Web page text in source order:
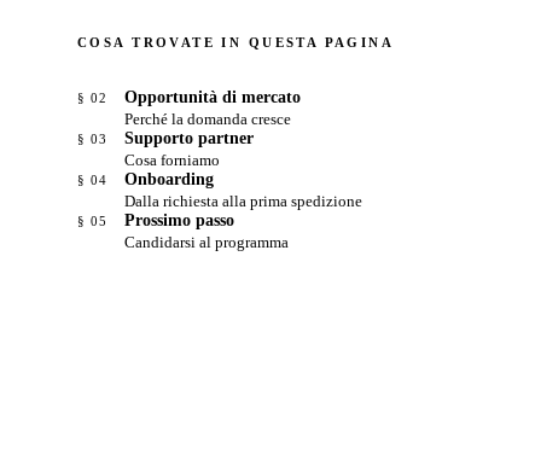
COSA TROVATE IN QUESTA PAGINA
§ 02
Opportunità di mercato
Perché la domanda cresce
§ 03
Supporto partner
Cosa forniamo
§ 04
Onboarding
Dalla richiesta alla prima spedizione
§ 05
Prossimo passo
Candidarsi al programma